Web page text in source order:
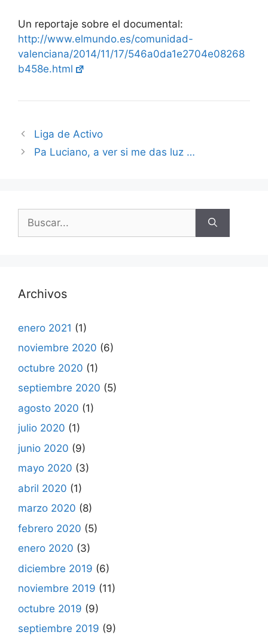
Un reportaje sobre el documental:
http://www.elmundo.es/comunidad-
valenciana/2014/11/17/546a0da1e2704e08268
b458e.html
Liga de Activo
Pa Luciano, a ver si me das luz …
Archivos
enero 2021 (1)
noviembre 2020 (6)
octubre 2020 (1)
septiembre 2020 (5)
agosto 2020 (1)
julio 2020 (1)
junio 2020 (9)
mayo 2020 (3)
abril 2020 (1)
marzo 2020 (8)
febrero 2020 (5)
enero 2020 (3)
diciembre 2019 (6)
noviembre 2019 (11)
octubre 2019 (9)
septiembre 2019 (9)